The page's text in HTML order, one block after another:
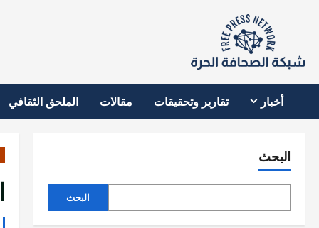
أخبار تقارير وتحقيقات مقالات الملحق الثقافي
البحث
البحث